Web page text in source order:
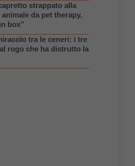
strappato alla
da pet therapy,
box”
tra le ceneri: i tre
rogo che ha distrutto la